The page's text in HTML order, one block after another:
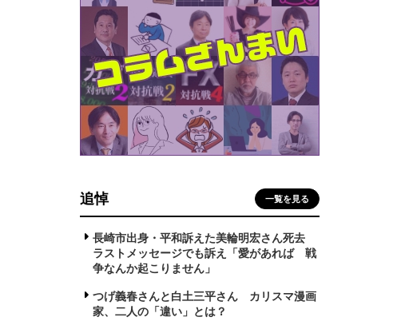
追悼 一覧を見る
長崎市出身・平和訴えた美輪明宏さん死去
ラストメッセージでも訴え「愛があれば 戦
争なんか起こりません」
つげ義春さんと白土三平さん カリスマ漫画
家、二人の「違い」とは？